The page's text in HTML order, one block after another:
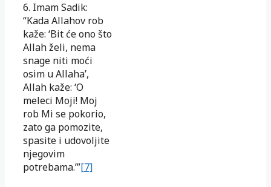
6. Imam Sadik:
“Kada Allahov rob
kaže: ‘Bit će ono što
Allah želi, nema
snage niti moći
osim u Allaha’,
Allah kaže: ‘O
meleci Moji! Moj
rob Mi se pokorio,
zato ga pomozite,
spasite i udovoljite
njegovim
potrebama.’”[7]